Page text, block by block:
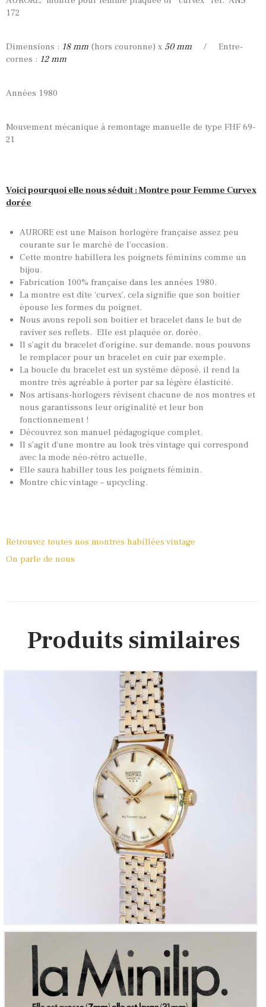
172
Dimensions : 18 mm (hors couronne) x 50 mm / Entre-
cornes : 12 mm
Années 1980
Mouvement mécanique à remontage manuelle de type FHF 69-
21
Voici pourquoi elle nous séduit : Montre pour Femme Curvex
dorée
AURORE est une Maison horlogère française assez peu
courante sur le marché de l’occasion.
Cette montre habillera les poignets féminins comme un
bijou.
Fabrication 100% française dans les années 1980.
La montre est dite ‘curvex’, cela signifie que son boitier
épouse les formes du poignet.
Nous avons repoli son boitier et bracelet dans le but de
raviver ses reflets. Elle est plaquée or, dorée.
Il s’agit du bracelet d’origine, sur demande, nous pouvons
le remplacer pour un bracelet en cuir par exemple.
La boucle du bracelet est un système déposé, il rend la
montre très agréable à porter par sa légère élasticité.
Nos artisans-horlogers révisent chacune de nos montres et
nous garantissons leur originalité et leur bon
fonctionnement !
Découvrez son manuel pédagogique complet.
Il s’agit d’une montre au look très vintage qui correspond
avec la mode néo-rétro actuelle.
Elle saura habiller tous les poignets féminin.
Montre chic vintage – upcycling.
Retrouvez toutes nos montres habillées vintage
On parle de nous
Produits similaires
Pontiac Nageur
Lip, Minilip Mécanique, montre pédagogique